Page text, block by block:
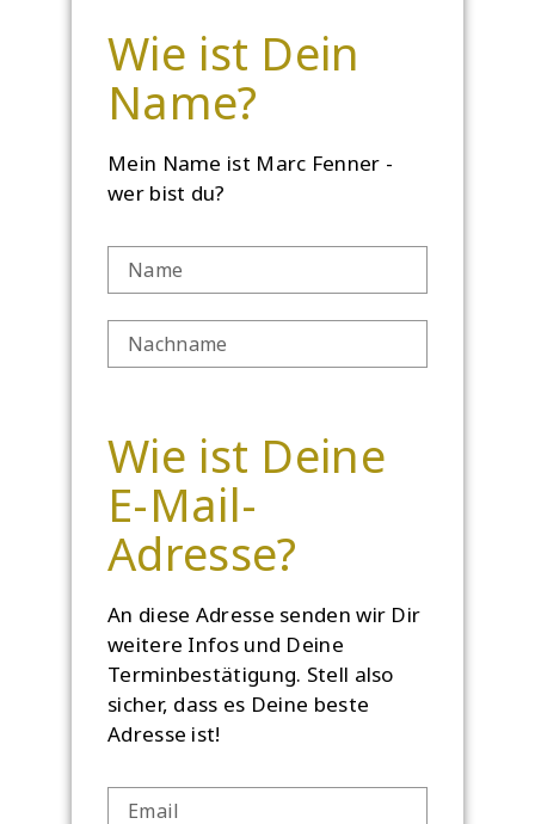
Wie ist Dein
Name?
Mein Name ist Marc Fenner -
wer bist du?
Wie ist Deine
E-Mail-
Adresse?
An diese Adresse senden wir Dir
weitere Infos und Deine
Terminbestätigung. Stell also
sicher, dass es Deine beste
Adresse ist!